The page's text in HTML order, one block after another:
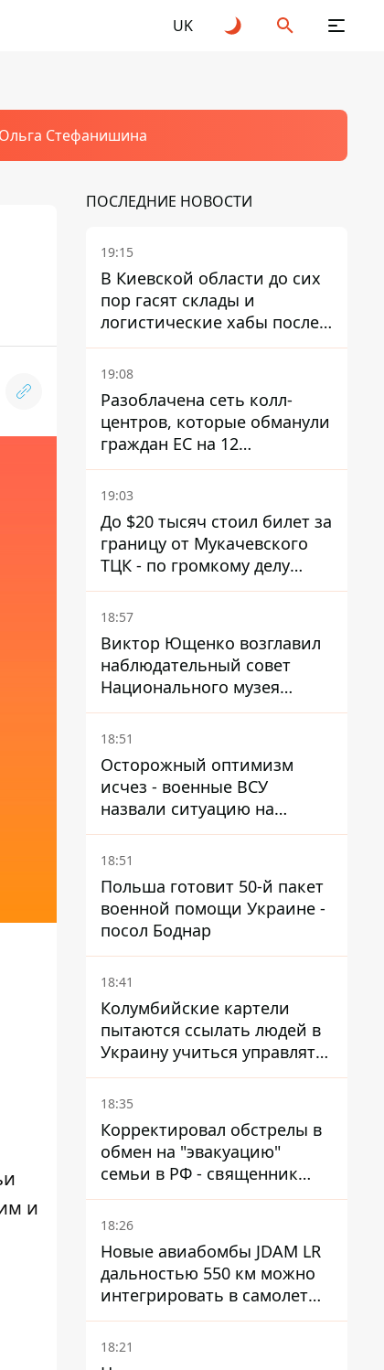
UK
Стефанишина
и
ПОСЛЕДНИЕ НОВОСТИ
19:15
В Киевской области до сих
пор гасят склады и
логистические хабы после
прилетов ракет - ГСЧС
19:08
Разоблачена сеть колл-
центров, которые обманули
граждан ЕС на 12
миллионов - совместная
операция полиции Украины
и Чехии
19:03
До $20 тысяч стоил билет за
границу от Мукачевского
ТЦК - по громкому делу
первые подозрения
получили двое бывших
18:57
Виктор Ющенко возглавил
наблюдательный совет
Национального музея
Голодомора-геноцида – что
известно о должности
18:51
Осторожный оптимизм
исчез - военные ВСУ
назвали ситуацию на
фронте более сложной - Bild
18:51
Польша готовит 50-й пакет
военной помощи Украине -
посол Боднар
18:41
Колумбийские картели
пытаются ссылать людей в
Украину учиться управлять
дронами - FT
18:35
Корректировал обстрелы в
обмен на "эвакуацию"
семьи в РФ - священник
УПЦ МП получил 15 лет
тюрьмы
18:26
Новые авиабомбы JDAM LR
дальностью 550 км можно
интегрировать в самолеты
ВСУ, но есть нюансы.
18:21